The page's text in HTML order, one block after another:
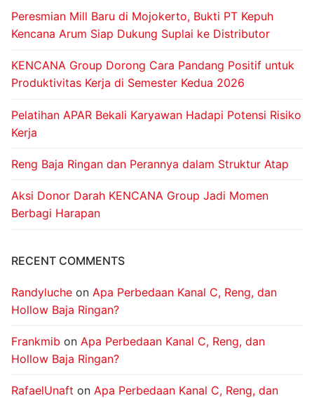
Peresmian Mill Baru di Mojokerto, Bukti PT Kepuh
Kencana Arum Siap Dukung Suplai ke Distributor
KENCANA Group Dorong Cara Pandang Positif untuk
Produktivitas Kerja di Semester Kedua 2026
Pelatihan APAR Bekali Karyawan Hadapi Potensi Risiko
Kerja
Reng Baja Ringan dan Perannya dalam Struktur Atap
Aksi Donor Darah KENCANA Group Jadi Momen
Berbagi Harapan
RECENT COMMENTS
Randyluche on Apa Perbedaan Kanal C, Reng, dan
Hollow Baja Ringan?
Frankmib on Apa Perbedaan Kanal C, Reng, dan
Hollow Baja Ringan?
RafaelUnaft on Apa Perbedaan Kanal C, Reng, dan